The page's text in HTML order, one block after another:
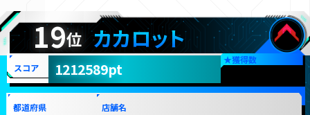
19位 カカロット
★獲得数
スコア 1212589pt
都道府県 店舗名